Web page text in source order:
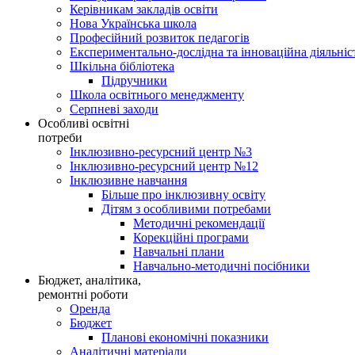
Керівникам закладів освіти
Нова Українська школа
Професійний розвиток педагогів
Експериментально-дослідна та інноваційна
Шкільна бібліотека
Підручники
Школа освітнього менеджменту
Серпневі заходи
Особливі освітні
потреби
Інклюзивно-ресурсний центр №3
Інклюзивно-ресурсний центр №12
Інклюзивне навчання
Більше про інклюзивну освіту
Дітям з особливими потребами
Методичні рекомендації
Корекційні програми
Навчальні плани
Навчально-методичні посібники
Бюджет, аналітика,
ремонтні роботи
Оренда
Бюджет
Планові економічні показники
Аналітичні матеріали